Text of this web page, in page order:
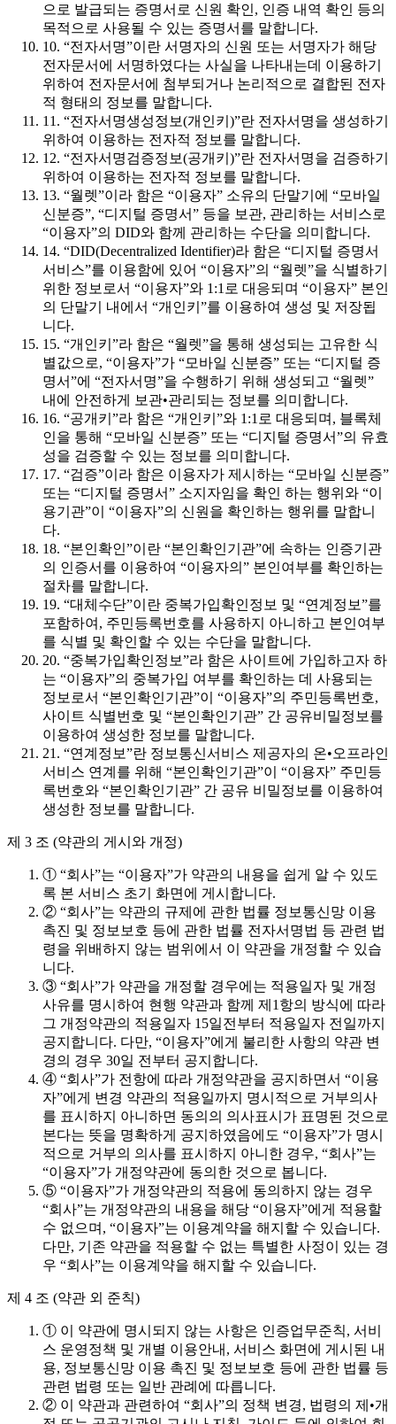
으로 발급되는 증명서로 신원 확인, 인증 내역 확인 등의
목적으로 사용될 수 있는 증명서를 말합니다.
10. “전자서명”이란 서명자의 신원 또는 서명자가 해당
전자문서에 서명하였다는 사실을 나타내는데 이용하기
위하여 전자문서에 첨부되거나 논리적으로 결합된 전자
적 형태의 정보를 말합니다.
11. “전자서명생성정보(개인키)”란 전자서명을 생성하기
위하여 이용하는 전자적 정보를 말합니다.
12. “전자서명검증정보(공개키)”란 전자서명을 검증하기
위하여 이용하는 전자적 정보를 말합니다.
13. “월렛”이라 함은 “이용자” 소유의 단말기에 “모바일
신분증”, “디지털 증명서” 등을 보관, 관리하는 서비스로
“이용자”의 DID와 함께 관리하는 수단을 의미합니다.
14. “DID(Decentralized Identifier)라 함은 “디지털 증명서
서비스”를 이용함에 있어 “이용자”의 “월렛”을 식별하기
위한 정보로서 “이용자”와 1:1로 대응되며 “이용자” 본인
의 단말기 내에서 “개인키”를 이용하여 생성 및 저장됩
니다.
15. “개인키”라 함은 “월렛”을 통해 생성되는 고유한 식
별값으로, “이용자”가 “모바일 신분증” 또는 “디지털 증
명서”에 “전자서명”을 수행하기 위해 생성되고 “월렛”
내에 안전하게 보관•관리되는 정보를 의미합니다.
16. “공개키”라 함은 “개인키”와 1:1로 대응되며, 블록체
인을 통해 “모바일 신분증” 또는 “디지털 증명서”의 유효
성을 검증할 수 있는 정보를 의미합니다.
17. “검증”이라 함은 이용자가 제시하는 “모바일 신분증”
또는 “디지털 증명서” 소지자임을 확인 하는 행위와 “이
용기관”이 “이용자”의 신원을 확인하는 행위를 말합니
다.
18. “본인확인”이란 “본인확인기관”에 속하는 인증기관
의 인증서를 이용하여 “이용자의” 본인여부를 확인하는
절차를 말합니다.
19. “대체수단”이란 중복가입확인정보 및 “연계정보”를
포함하여, 주민등록번호를 사용하지 아니하고 본인여부
를 식별 및 확인할 수 있는 수단을 말합니다.
20. “중복가입확인정보”라 함은 사이트에 가입하고자 하
는 “이용자”의 중복가입 여부를 확인하는 데 사용되는
정보로서 “본인확인기관”이 “이용자”의 주민등록번호,
사이트 식별번호 및 “본인확인기관” 간 공유비밀정보를
이용하여 생성한 정보를 말합니다.
21. “연계정보”란 정보통신서비스 제공자의 온•오프라인
서비스 연계를 위해 “본인확인기관”이 “이용자” 주민등
록번호와 “본인확인기관” 간 공유 비밀정보를 이용하여
생성한 정보를 말합니다.
제 3 조 (약관의 게시와 개정)
① “회사”는 “이용자”가 약관의 내용을 쉽게 알 수 있도
록 본 서비스 초기 화면에 게시합니다.
② “회사”는 약관의 규제에 관한 법률 정보통신망 이용
촉진 및 정보보호 등에 관한 법률 전자서명법 등 관련 법
령을 위배하지 않는 범위에서 이 약관을 개정할 수 있습
니다.
③ “회사”가 약관을 개정할 경우에는 적용일자 및 개정
사유를 명시하여 현행 약관과 함께 제1항의 방식에 따라
그 개정약관의 적용일자 15일전부터 적용일자 전일까지
공지합니다. 다만, “이용자”에게 불리한 사항의 약관 변
경의 경우 30일 전부터 공지합니다.
④ “회사”가 전항에 따라 개정약관을 공지하면서 “이용
자”에게 변경 약관의 적용일까지 명시적으로 거부의사
를 표시하지 아니하면 동의의 의사표시가 표명된 것으로
본다는 뜻을 명확하게 공지하였음에도 “이용자”가 명시
적으로 거부의 의사를 표시하지 아니한 경우, “회사”는
“이용자”가 개정약관에 동의한 것으로 봅니다.
⑤ “이용자”가 개정약관의 적용에 동의하지 않는 경우
“회사”는 개정약관의 내용을 해당 “이용자”에게 적용할
수 없으며, “이용자”는 이용계약을 해지할 수 있습니다.
다만, 기존 약관을 적용할 수 없는 특별한 사정이 있는 경
우 “회사”는 이용계약을 해지할 수 있습니다.
제 4 조 (약관 외 준칙)
① 이 약관에 명시되지 않는 사항은 인증업무준칙, 서비
스 운영정책 및 개별 이용안내, 서비스 화면에 게시된 내
용, 정보통신망 이용 촉진 및 정보보호 등에 관한 법률 등
관련 법령 또는 일반 관례에 따릅니다.
② 이 약관과 관련하여 “회사”의 정책 변경, 법령의 제•개